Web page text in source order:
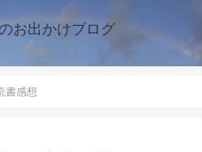
お出かけブログ
書感想